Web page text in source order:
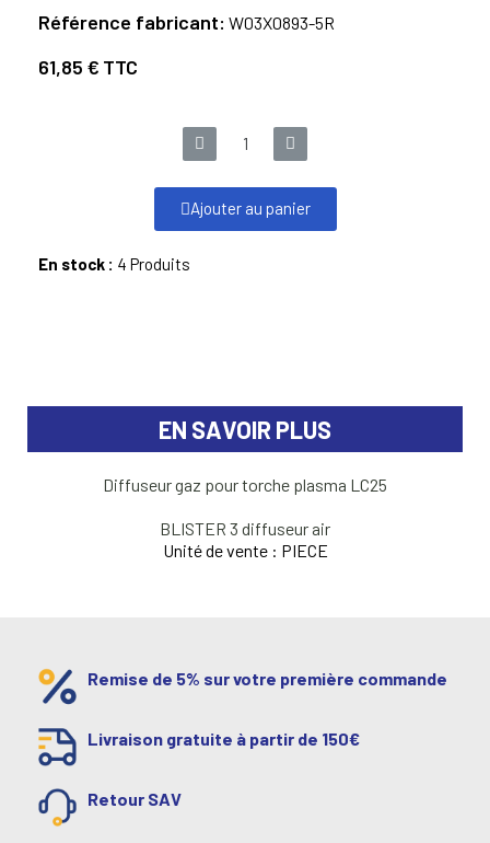
Référence fabricant W03X0893-5R
61,85 € TTC
Ajouter au panier
En stock : 4 Produits
EN SAVOIR PLUS
Diffuseur gaz pour torche plasma LC25
BLISTER 3 diffuseur air
Unité de vente : PIECE
Remise de 5% sur votre première commande
Livraison gratuite à partir de 150€
Retour SAV